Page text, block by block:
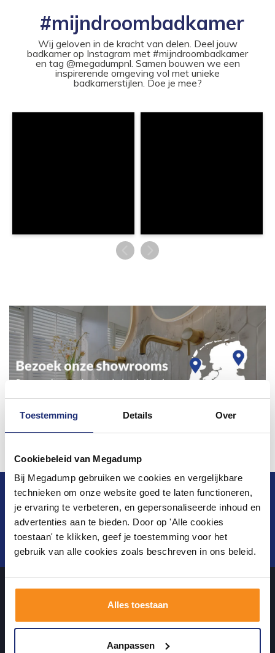
Toestemming Details Over
Cookiebeleid van Megadump
Bij Megadump gebruiken we cookies en vergelijkbare
technieken om onze website goed te laten functioneren,
je ervaring te verbeteren, en gepersonaliseerde inhoud en
advertenties aan te bieden. Door op 'Alle cookies
toestaan' te klikken, geef je toestemming voor het
gebruik van alle cookies zoals beschreven in ons beleid.
Alles toestaan
Aanpassen
#mijndroombadkamer
Wij geloven in de kracht van delen. Deel jouw
badkamer op Instagram met #mijndroombadkamer
en tag @megadumpnl. Samen bouwen we een
inspirerende omgeving vol met unieke
badkamerstijlen. Doe je mee?
Blijf op de hoogte van het laatste nieuws en
ontwikkelingen
Verstuur
uw sanitairwinkel in Dalen waar u niet alleen in onze showroom